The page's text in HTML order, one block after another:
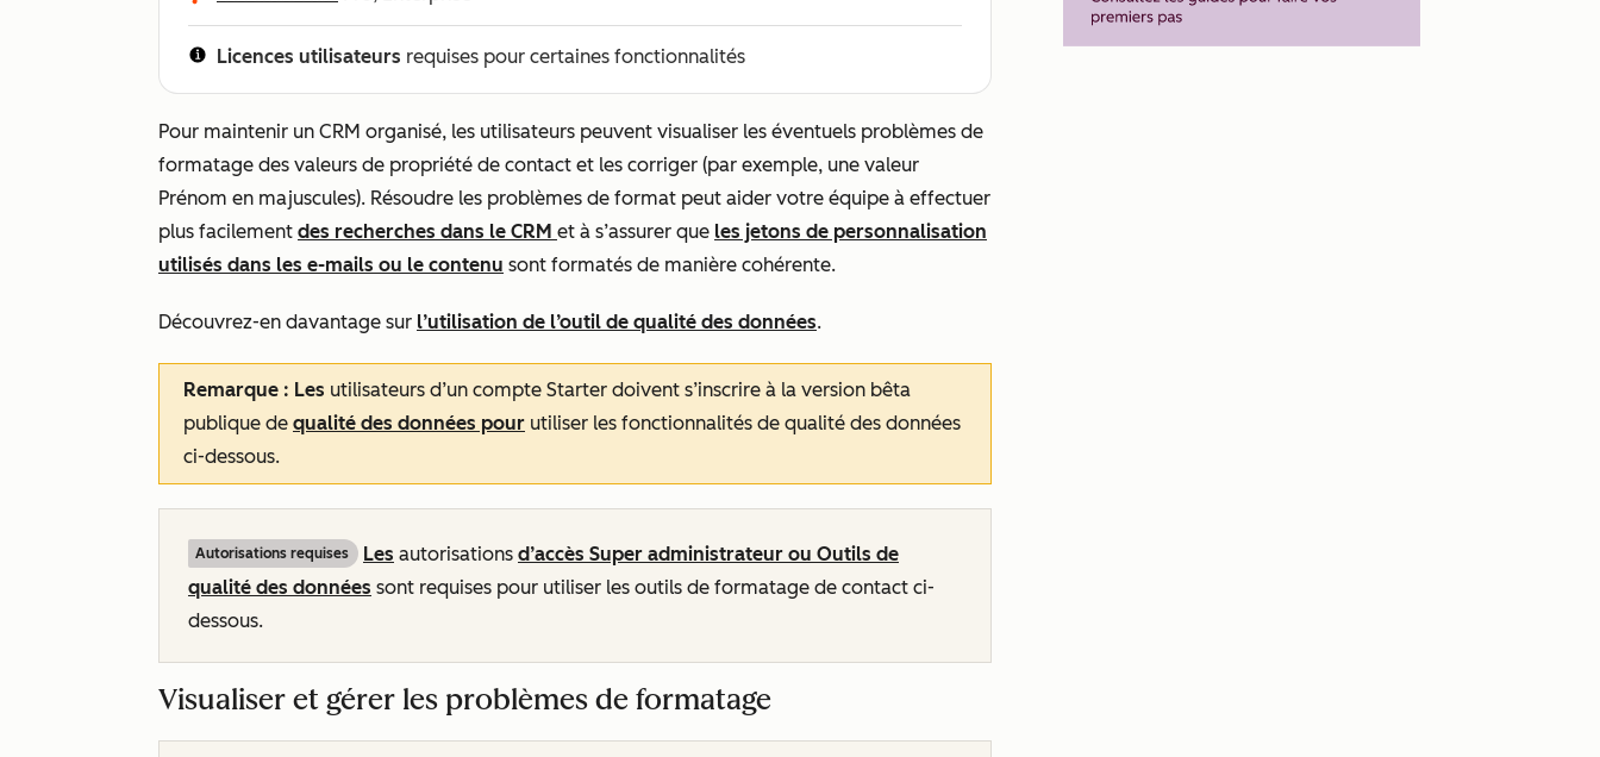
Licences utilisateurs requises pour certaines fonctionnalités
Pour maintenir un CRM organisé, les utilisateurs peuvent visualiser les éventuels problèmes de
formatage des valeurs de propriété de contact et les corriger (par exemple, une valeur
Prénom en majuscules). Résoudre les problèmes de format peut aider votre équipe à effectuer
plus facilement des recherches dans le CRM et à s’assurer que les jetons de personnalisation
utilisés dans les e-mails ou le contenu sont formatés de manière cohérente.
Découvrez-en davantage sur l’utilisation de l’outil de qualité des données.
Remarque : Les utilisateurs d’un compte Starter doivent s’inscrire à la version bêta
publique de qualité des données pour utiliser les fonctionnalités de qualité des données
ci-dessous.
Autorisations requises Les autorisations d’accès Super administrateur ou Outils de
qualité des données sont requises pour utiliser les outils de formatage de contact ci-
dessous.
Visualiser et gérer les problèmes de formatage